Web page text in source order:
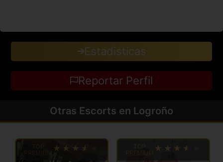
Estadisticas
Reportar Perfil
Otras Escorts en Logroño
PREMIUM